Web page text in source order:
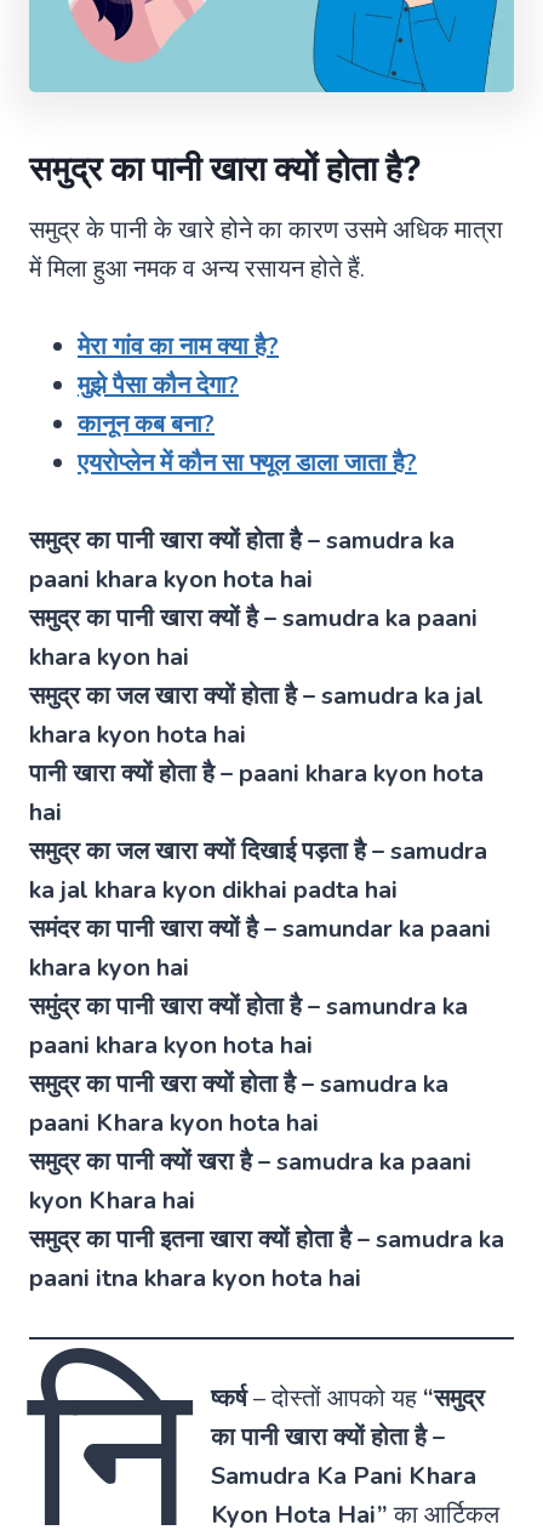
समुद्र का पानी खारा क्यों होता है?
समुद्र के पानी के खारे होने का कारण उसमे अधिक मात्रा
में मिला हुआ नमक व अन्य रसायन होते हैं.
मेरा गांव का नाम क्या है?
मुझे पैसा कौन देगा?
कानून कब बना?
एयरोप्लेन में कौन सा फ्यूल डाला जाता है?
समुद्र का पानी खारा क्यों होता है – samudra ka
paani khara kyon hota hai
समुद्र का पानी खारा क्यों है – samudra ka paani
khara kyon hai
समुद्र का जल खारा क्यों होता है – samudra ka jal
khara kyon hota hai
पानी खारा क्यों होता है – paani khara kyon hota
hai
समुद्र का जल खारा क्यों दिखाई पड़ता है – samudra
ka jal khara kyon dikhai padta hai
समंदर का पानी खारा क्यों है – samundar ka paani
khara kyon hai
समुंद्र का पानी खारा क्यों होता है – samundra ka
paani khara kyon hota hai
समुद्र का पानी खरा क्यों होता है – samudra ka
paani Khara kyon hota hai
समुद्र का पानी क्यों खरा है – samudra ka paani
kyon Khara hai
समुद्र का पानी इतना खारा क्यों होता है – samudra ka
paani itna khara kyon hota hai
नि ष्कर्ष–दोस्तों आपको यह“समुद्र
का पानी खारा क्यों होता है –
Samudra Ka Pani Khara
Kyon Hota Hai”का आर्टिकल